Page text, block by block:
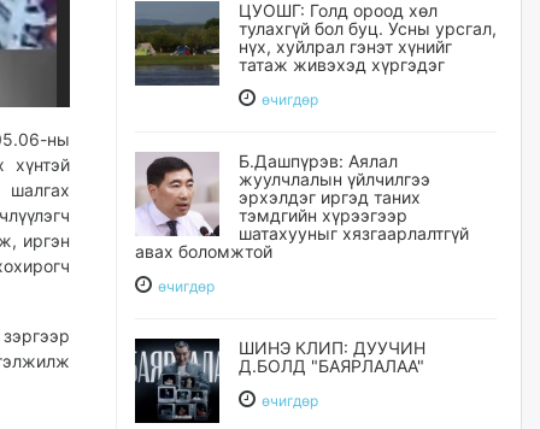
ны
хүнтэй
иргэн
ЦУОШГ: Голд ороод хөл
тулахгүй бол буц. Усны урсгал,
нүх, хуйлрал гэнэт хүнийг
татаж живэхэд хүргэдэг
өчигдѳр
Б.Дашпүрэв: Аялал
жуулчлалын үйлчилгээ
эрхэлдэг иргэд таних
тэмдгийн хүрээгээр
шатахууныг хязгаарлалтгүй
авах боломжтой
өчигдѳр
ШИНЭ КЛИП: ДУУЧИН
Д.БОЛД "БАЯРЛАЛАА"
өчигдѳр